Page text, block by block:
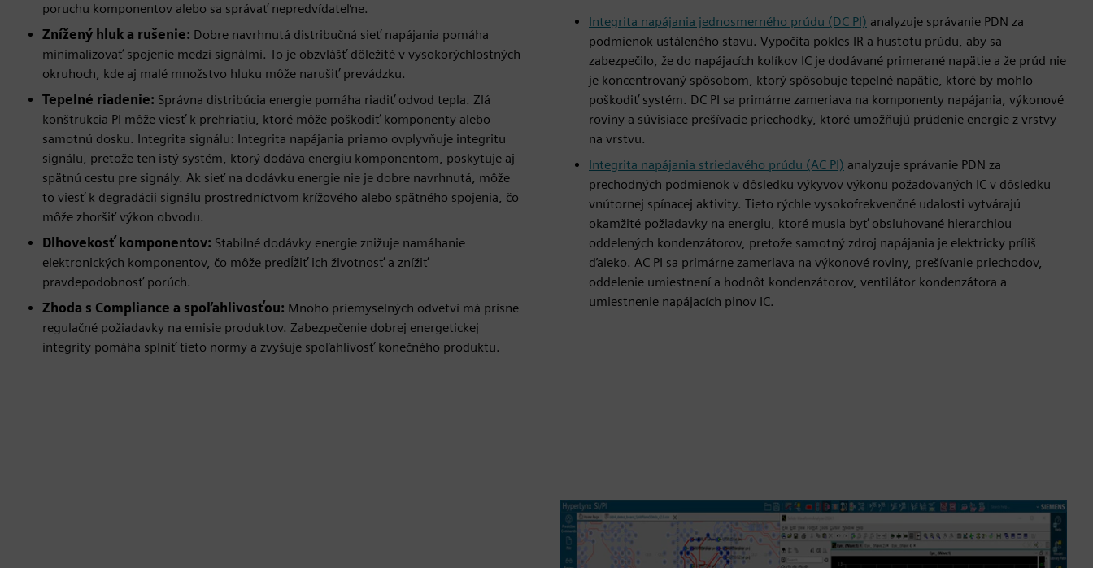
poruchu komponentov alebo sa správať nepredvídateľne.
Znížený hluk a rušenie: Dobre navrhnutá distribučná sieť napájania pomáha
minimalizovať spojenie medzi signálmi. To je obzvlášť dôležité v vysokorýchlostných
okruhoch, kde aj malé množstvo hluku môže narušiť prevádzku.
Tepelné riadenie: Správna distribúcia energie pomáha riadiť odvod tepla. Zlá
konštrukcia PI môže viesť k prehriatiu, ktoré môže poškodiť komponenty alebo
samotnú dosku. Integrita signálu: Integrita napájania priamo ovplyvňuje integritu
signálu, pretože ten istý systém, ktorý dodáva energiu komponentom, poskytuje aj
spätnú cestu pre signály. Ak sieť na dodávku energie nie je dobre navrhnutá, môže
to viesť k degradácii signálu prostredníctvom krížového alebo spätného spojenia, čo
môže zhoršiť výkon obvodu.
Dlhovekosť komponentov: Stabilné dodávky energie znižuje namáhanie
elektronických komponentov, čo môže predĺžiť ich životnosť a znížiť
pravdepodobnosť porúch.
Zhoda s Compliance a spoľahlivosťou: Mnoho priemyselných odvetví má prísne
regulačné požiadavky na emisie produktov. Zabezpečenie dobrej energetickej
integrity pomáha splniť tieto normy a zvyšuje spoľahlivosť konečného produktu.
Integrita napájania jednosmerného prúdu (DC PI) analyzuje správanie PDN za
podmienok ustáleného stavu. Vypočíta pokles IR a hustotu prúdu, aby sa
zabezpečilo, že do napájacích kolíkov IC je dodávané primerané napätie a že prúd nie
je koncentrovaný spôsobom, ktorý spôsobuje tepelné napätie, ktoré by mohlo
poškodiť systém. DC PI sa primárne zameriava na komponenty napájania, výkonové
roviny a súvisiace prešívacie priechodky, ktoré umožňujú prúdenie energie z vrstvy
na vrstvu.
Integrita napájania striedavého prúdu (AC PI) analyzuje správanie PDN za
prechodných podmienok v dôsledku výkyvov výkonu požadovaných IC v dôsledku
vnútornej spínacej aktivity. Tieto rýchle vysokofrekvenčné udalosti vytvárajú
okamžité požiadavky na energiu, ktoré musia byť obsluhované hierarchiou
oddelených kondenzátorov, pretože samotný zdroj napájania je elektricky príliš
ďaleko. AC PI sa primárne zameriava na výkonové roviny, prešívanie priechodov,
oddelenie umiestnení a hodnôt kondenzátorov, ventilátor kondenzátora a
umiestnenie napájacích pinov IC.